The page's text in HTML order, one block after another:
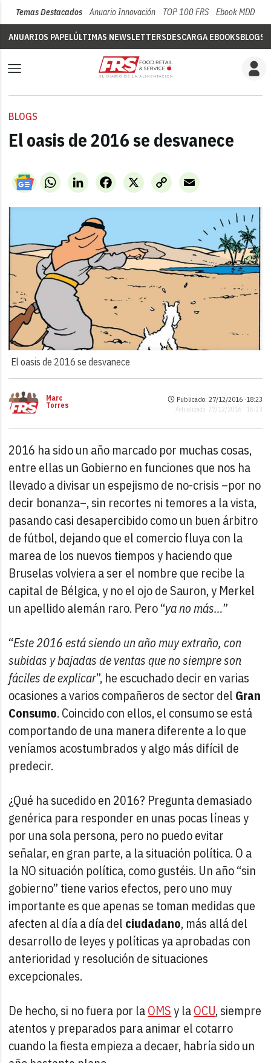
Temas Destacados Anuario Innovación TOP 100 FRS Ebook MDD
ANUARIOS PAPELÚLTIMAS NEWSLETTERSDESCARGA EBOOKSBLOGS
BLOGS
El oasis de 2016 se desvanece
WhatsAppLinkedIn X
Facebook
Copy
Link
Email
El oasis de 2016 se desvanece
Marc
Torres
Publicado: 27/12/2016 ·18:23
Actualizado: 27/12/2016 · 18:23
2016 ha sido un año marcado por muchas cosas,
entre ellas un Gobierno en funciones que nos ha
llevado a divisar un espejismo de no-crisis –por no
decir bonanza–, sin recortes ni temores a la vista,
pasando casi desapercibido como un buen árbitro
de fútbol, dejando que el comercio fluya con la
marea de los nuevos tiempos y haciendo que
Bruselas volviera a ser el nombre que recibe la
capital de Bélgica, y no el ojo de Sauron, y Merkel
un apellido alemán raro. Pero “ya no más…”
“Este 2016 está siendo un año muy extraño, con
subidas y bajadas de ventas que no siempre son
fáciles de explicar”, he escuchado decir en varias
ocasiones a varios compañeros de sector del Gran
Consumo. Coincido con ellos, el consumo se está
comportando de una manera diferente a lo que
veníamos acostumbrados y algo más difícil de
predecir.
¿Qué ha sucedido en 2016? Pregunta demasiado
genérica para responder en unas pocas líneas y
por una sola persona, pero no puedo evitar
señalar, en gran parte, a la situación política. O a
la NO situación política, como gustéis. Un año “sin
gobierno” tiene varios efectos, pero uno muy
importante es que apenas se toman medidas que
afecten al día a día del ciudadano, más allá del
desarrollo de leyes y políticas ya aprobadas con
anterioridad y resolución de situaciones
excepcionales.
De hecho, si no fuera por laOMSy laOCU, siempre
atentos y preparados para animar el cotarro
cuando la fiesta empieza a decaer, habría sido un